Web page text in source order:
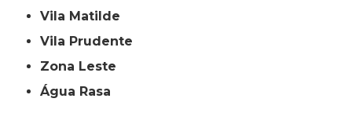
Vila Matilde
Vila Prudente
Zona Leste
Água Rasa